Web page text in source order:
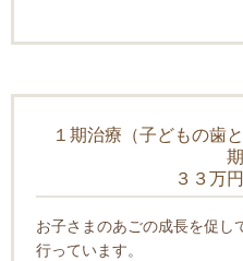
１期治療（子どもの歯
期
３３万
お子さまのあごの成長を促し
行っています。